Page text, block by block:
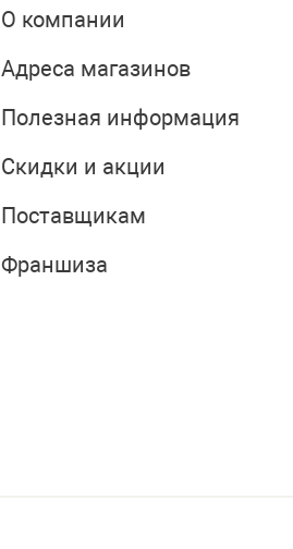
О компании
Адреса магазинов
Полезная информация
Скидки и акции
Поставщикам
Франшиза